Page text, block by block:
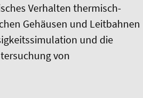
Verhalten thermisch-
Gehäusen und Leitbahnen
und die
von